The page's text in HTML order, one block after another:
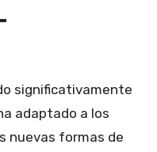
adaptado a los
nuevas formas de